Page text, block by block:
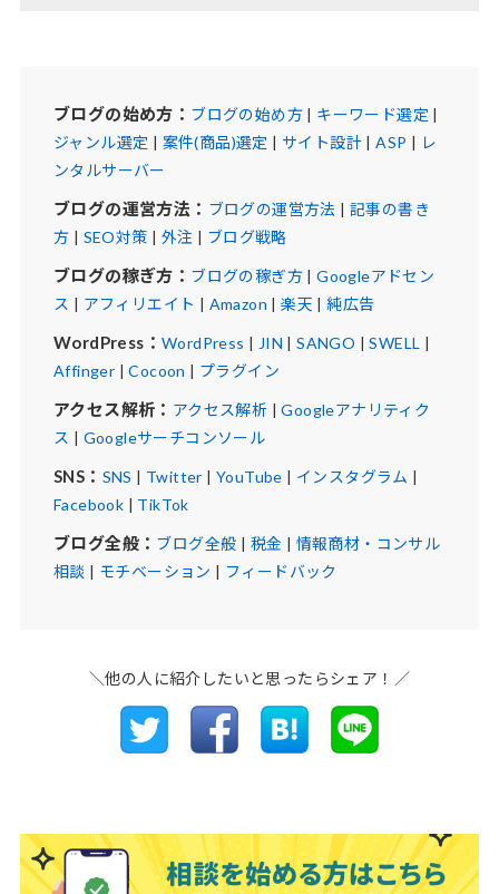
ブログの始め方： ブログの始め方| キーワード選定 |
ジャンル選定 | 案件(商品)選定 | サイト設計|ASP | レ
ンタルサーバー
ブログの運営方法： ブログの運営方法 | 記事の書き
方 | SEO対策 | 外注 | ブログ戦略
ブログの稼ぎ方： ブログの稼ぎ方|Googleアドセン
ス | アフィリエイト | Amazon |楽天 |純広告
WordPress： WordPress | JIN |SANGO |SWELL |
Affinger |Cocoon | プラグイン
アクセス解析： アクセス解析 |Googleアナリティク
ス | Googleサーチコンソール
SNS： SNS | Twitter | YouTube | インスタグラム |
Facebook | TikTok
ブログ全般： ブログ全般 | 税金 | 情報商材・コンサル
相談 | モチベーション | フィードバック
＼他の人に紹介したいと思ったらシェア！／